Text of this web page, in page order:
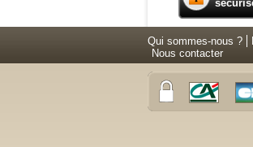
Qui sommes-nous ?
Nous contacter